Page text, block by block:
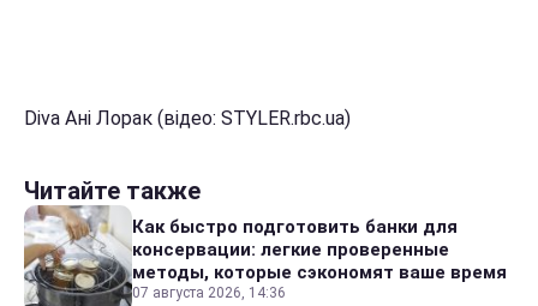
Diva Ані Лорак (відео: STYLER.rbc.ua)
Читайте также
Как быстро подготовить банки для
консервации: легкие проверенные
методы, которые сэкономят ваше время
07 августа 2026, 14:36